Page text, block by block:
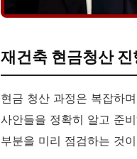
재건축 현금청산
현금 청산 과정은 복잡하
사안들을 정확히 알고 준
부분을 미리 점검하는 것